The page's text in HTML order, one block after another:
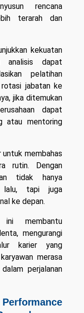
rencana
terarah dan
kekuatan
analisis dapat
pelatihan
rotasi jabatan ke
jika ditemukan
dapat
atau mentoring
untuk membahas
rutin. Dengan
tidak hanya
lalu, tapi juga
ke depan.
ini membantu
mengurangi
karier yang
merasa
perjalanan